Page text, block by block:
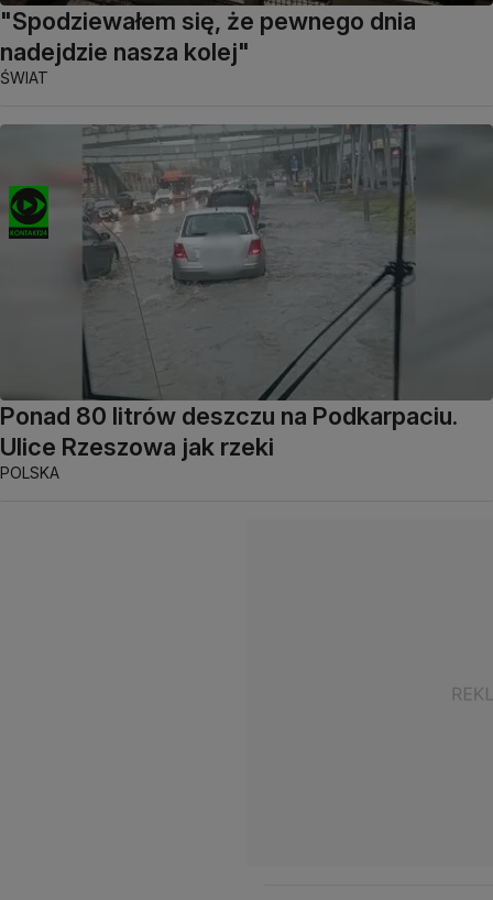
"Spodziewałem się, że pewnego dnia
nadejdzie nasza kolej"
ŚWIAT
Ponad 80 litrów deszczu na Podkarpaciu.
Ulice Rzeszowa jak rzeki
POLSKA